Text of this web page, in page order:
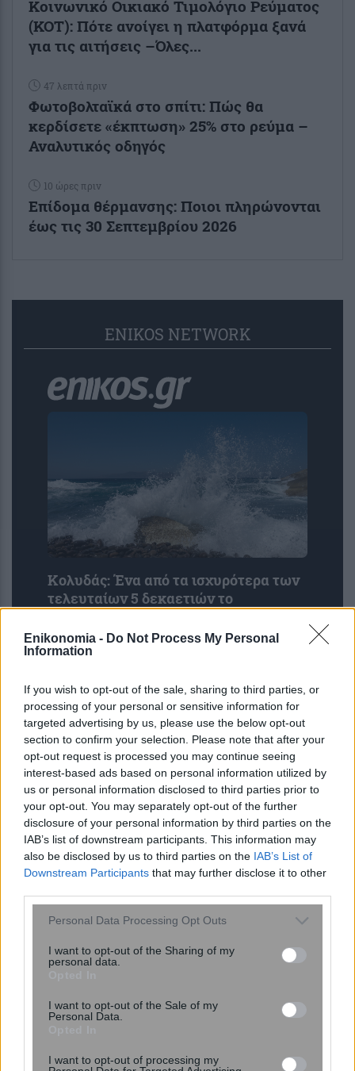
Enikonomia - Do Not Process My Personal
Information
If you wish to opt-out of the sale, sharing to third parties, or
processing of your personal or sensitive information for
targeted advertising by us, please use the below opt-out
section to confirm your selection. Please note that after your
opt-out request is processed you may continue seeing
interest-based ads based on personal information utilized by
us or personal information disclosed to third parties prior to
your opt-out. You may separately opt-out of the further
disclosure of your personal information by third parties on the
IAB’s list of downstream participants. This information may
also be disclosed by us to third parties on the IAB’s List of
Downstream Participants that may further disclose it to other
Please note that this website/app uses one or more Google
not limited to your visit or usage behaviour. You may click to
grant or deny consent to Google and its third-party tags to
consent section.
Personal Data Processing Opt Outs
I want to opt-out of the Sharing of my
personal data.
I want to opt-out of the Sale of my
Personal Data.
I want to opt-out of processing my
Κοινωνικό Οικιακό Τιμολόγιο Ρεύματος
(ΚΟΤ): Πότε ανοίγει η πλατφόρμα ξανά
για τις αιτήσεις –Όλες...
47 λεπτά πριν
Φωτοβολταϊκά στο σπίτι: Πώς θα
κερδίσετε «έκπτωση» 25% στο ρεύμα –
Αναλυτικός οδηγός
10 ώρες πριν
Επίδομα θέρμανσης: Ποιοι πληρώνονται
έως τις 30 Σεπτεμβρίου 2026
ENIKOS NETWORK
Κολυδάς: Ένα από τα ισχυρότερα των
τελευταίων 5 δεκαετιών το
– Άνω των 72 χλμ/ώρα οι ρι...
Συγκινεί ο Λάμπρος Κωνσταντάρας
για τον πατέρα του: «Όλες οι γιορτές
χωρίς εσένα, είναι σαν να μην είναι
γιορτές»